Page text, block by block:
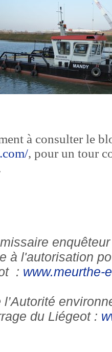
à consulter le
, pour un tour
à l'autorisation
: www.meurthe-
du Liégeot :